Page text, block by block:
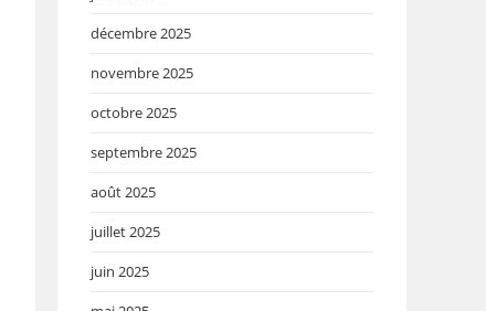
décembre 2025
novembre 2025
octobre 2025
septembre 2025
août 2025
juillet 2025
juin 2025